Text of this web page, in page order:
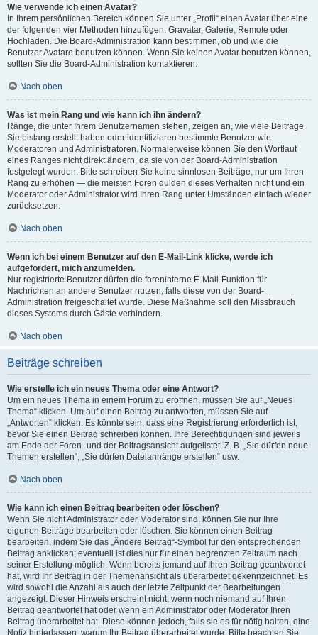
Wie verwende ich einen Avatar?
In Ihrem persönlichen Bereich können Sie unter „Profil“ einen Avatar über eine
der folgenden vier Methoden hinzufügen: Gravatar, Galerie, Remote oder
Hochladen. Die Board-Administration kann bestimmen, ob und wie die
Benutzer Avatare benutzen können. Wenn Sie keinen Avatar benutzen können,
sollten Sie die Board-Administration kontaktieren.
Nach oben
Was ist mein Rang und wie kann ich ihn ändern?
Ränge, die unter Ihrem Benutzernamen stehen, zeigen an, wie viele Beiträge
Sie bislang erstellt haben oder identifizieren bestimmte Benutzer wie
Moderatoren und Administratoren. Normalerweise können Sie den Wortlaut
eines Ranges nicht direkt ändern, da sie von der Board-Administration
festgelegt wurden. Bitte schreiben Sie keine sinnlosen Beiträge, nur um Ihren
Rang zu erhöhen — die meisten Foren dulden dieses Verhalten nicht und ein
Moderator oder Administrator wird Ihren Rang unter Umständen einfach wieder
zurücksetzen.
Nach oben
Wenn ich bei einem Benutzer auf den E-Mail-Link klicke, werde ich
aufgefordert, mich anzumelden.
Nur registrierte Benutzer dürfen die foreninterne E-Mail-Funktion für
Nachrichten an andere Benutzer nutzen, falls diese von der Board-
Administration freigeschaltet wurde. Diese Maßnahme soll den Missbrauch
dieses Systems durch Gäste verhindern.
Nach oben
Beiträge schreiben
Wie erstelle ich ein neues Thema oder eine Antwort?
Um ein neues Thema in einem Forum zu eröffnen, müssen Sie auf „Neues
Thema“ klicken. Um auf einen Beitrag zu antworten, müssen Sie auf
„Antworten“ klicken. Es könnte sein, dass eine Registrierung erforderlich ist,
bevor Sie einen Beitrag schreiben können. Ihre Berechtigungen sind jeweils
am Ende der Foren- und der Beitragsansicht aufgelistet. Z. B. „Sie dürfen neue
Themen erstellen“, „Sie dürfen Dateianhänge erstellen“ usw.
Nach oben
Wie kann ich einen Beitrag bearbeiten oder löschen?
Wenn Sie nicht Administrator oder Moderator sind, können Sie nur Ihre
eigenen Beiträge bearbeiten oder löschen. Sie können einen Beitrag
bearbeiten, indem Sie das „Ändere Beitrag“-Symbol für den entsprechenden
Beitrag anklicken; eventuell ist dies nur für einen begrenzten Zeitraum nach
seiner Erstellung möglich. Wenn bereits jemand auf Ihren Beitrag geantwortet
hat, wird Ihr Beitrag in der Themenansicht als überarbeitet gekennzeichnet. Es
wird sowohl die Anzahl als auch der letzte Zeitpunkt der Bearbeitungen
angezeigt. Dieser Hinweis erscheint nicht, wenn noch niemand auf Ihren
Beitrag geantwortet hat oder wenn ein Administrator oder Moderator Ihren
Beitrag überarbeitet hat. Diese können jedoch, falls sie es für nötig halten, eine
Notiz hinterlassen, warum Ihr Beitrag überarbeitet wurde. Bitte beachten Sie,